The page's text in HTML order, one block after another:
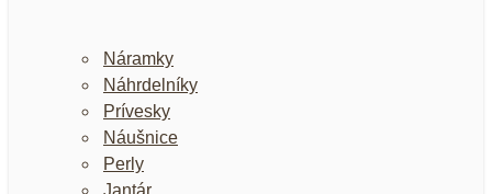
Náramky
Náhrdelníky
Prívesky
Náušnice
Perly
Jantár